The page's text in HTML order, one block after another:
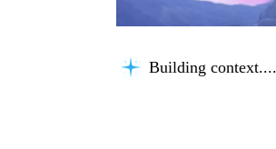
Building context...